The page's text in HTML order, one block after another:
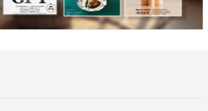
方、陶晶瑩、黃大米、黃子佼